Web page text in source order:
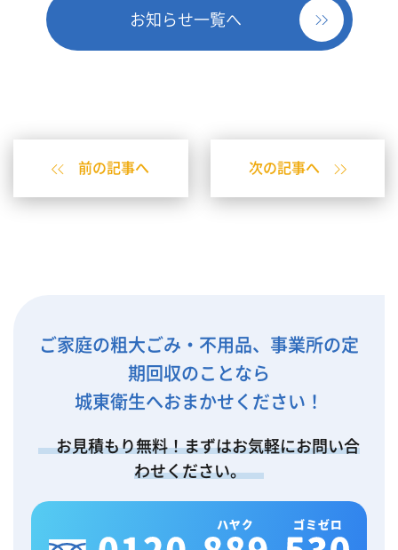
お知らせ一覧へ
前の記事へ 次の記事へ
ご家庭の粗大ごみ・不用品、事業所の定
期回収のことなら
城東衛生へおまかせください！
お見積もり無料！まずはお気軽にお問い合
わせください。